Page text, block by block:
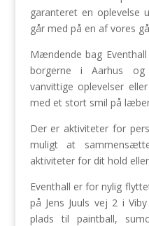
garanteret en oplevelse
går med på en af vores
Mændende bag
borgerne i Aarhus
vanvittige oplevelser
med et stort smil på
Der er aktiviteter for
muligt at
aktiviteter for dit hold
Eventhall er for nylig
på Jens Juuls vej 2 i
plads til paintball,